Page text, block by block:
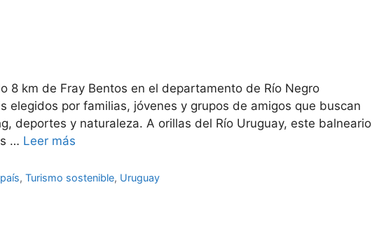
8 km de Fray Bentos en el departamento de Río Negro
elegidos por familias, jóvenes y grupos de amigos que buscan
deportes y naturaleza. A orillas del Río Uruguay, este balneario
… Leer más
,Turismo sostenible, Uruguay